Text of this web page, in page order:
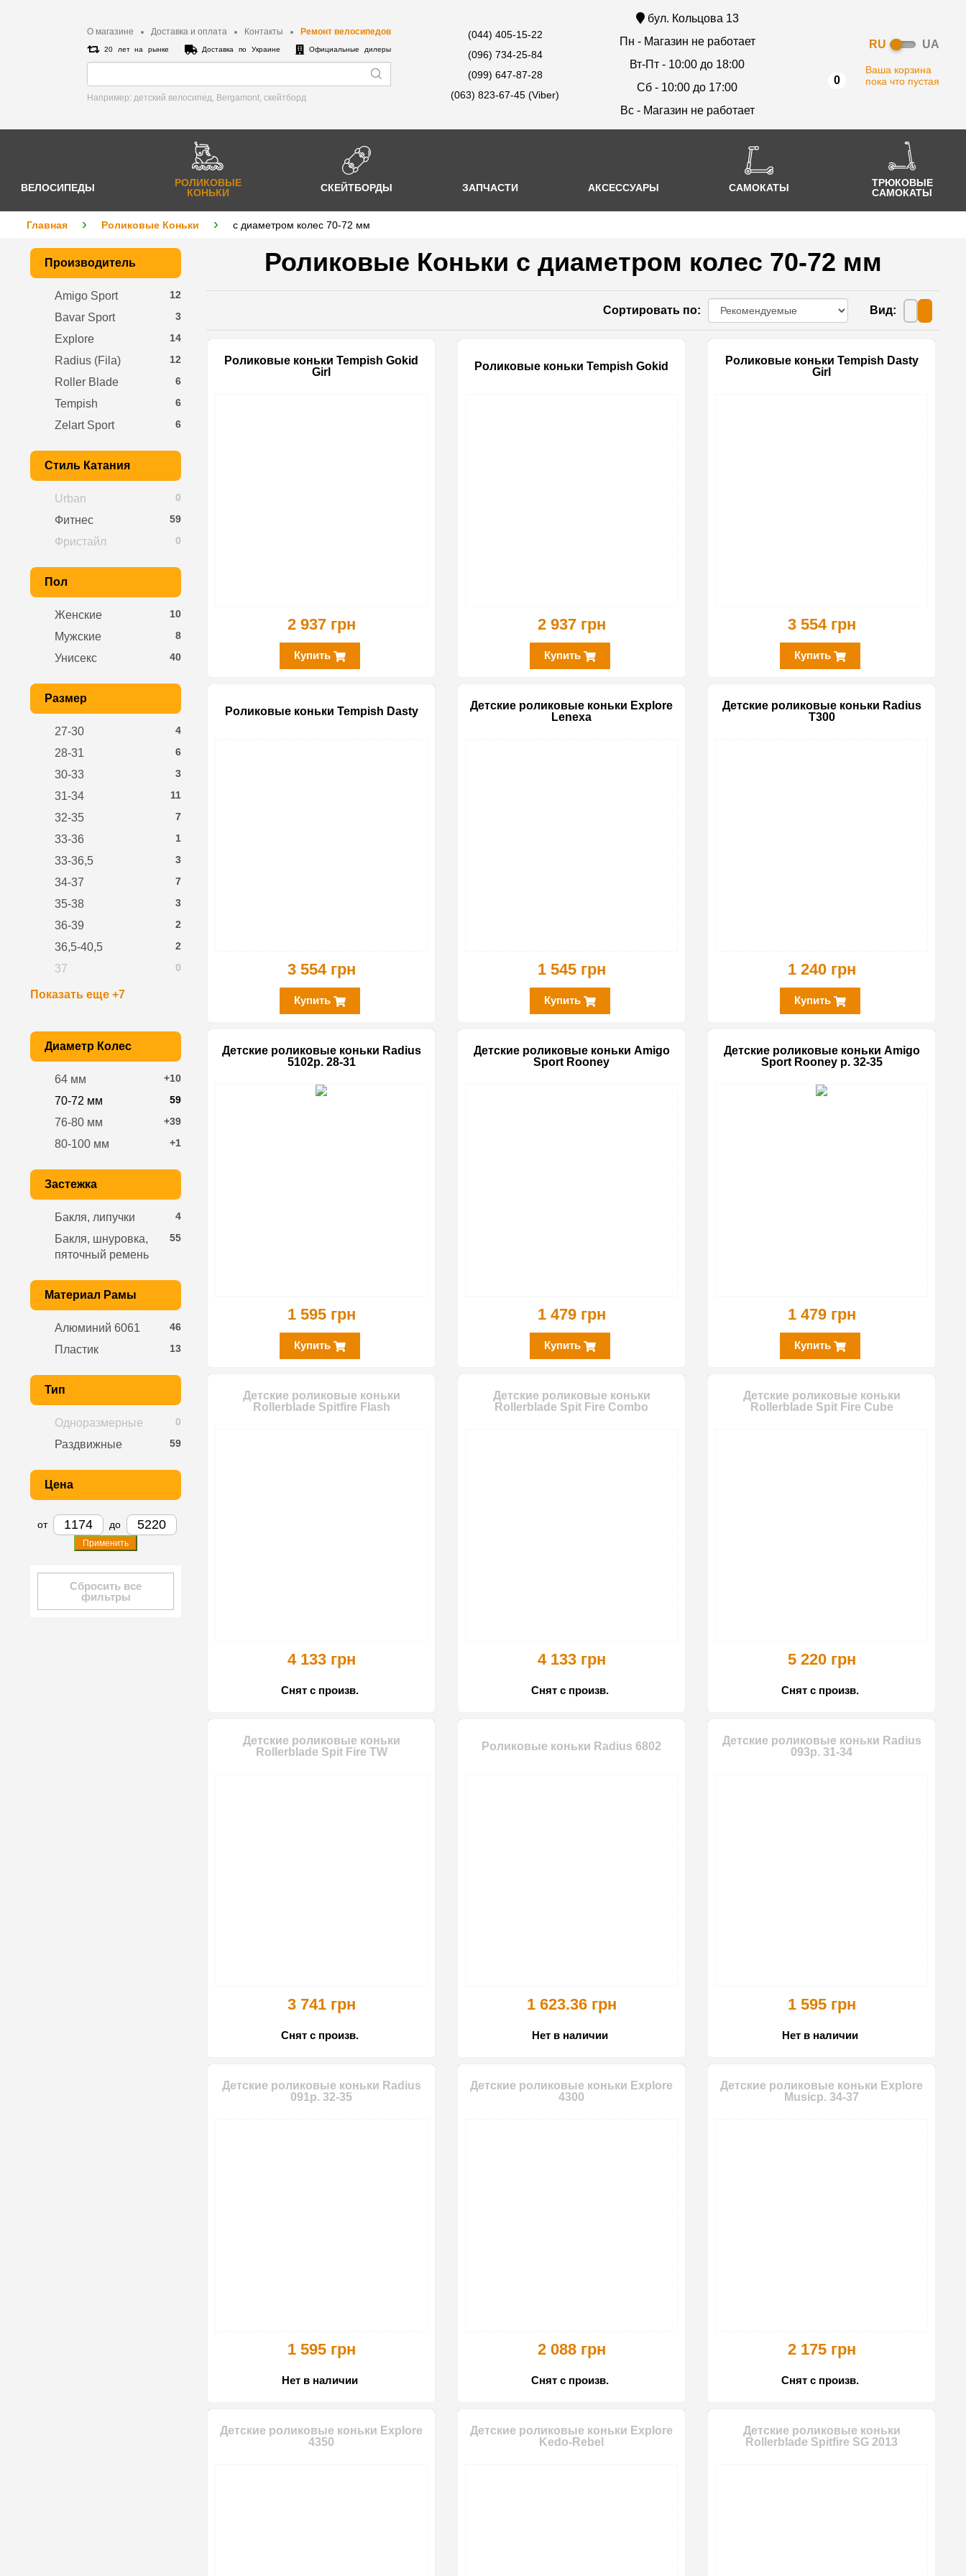
О магазине Доставка и оплата Контакты Ремонт велосипедов
20 лет на рынке Доставка по Украине Официальные дилеры
Например: детский велосипед, Bergamont, cкейтборд
(044) 405-15-22
(096) 734-25-84
(099) 647-87-28
(063) 823-67-45 (Viber)
бул. Кольцова 13
Пн - Магазин не работает
Вт-Пт - 10:00 до 18:00
Сб - 10:00 до 17:00
Вс - Магазин не работает
RU UA
0
Ваша корзина
пока что пустая
ВЕЛОСИПЕДЫ
РОЛИКОВЫЕ
КОНЬКИ
СКЕЙТБОРДЫ ЗАПЧАСТИ АКСЕССУАРЫ САМОКАТЫ
ТРЮКОВЫЕ
САМОКАТЫ
Главная Роликовые Коньки с диаметром колес 70-72 мм
Роликовые Коньки с диаметром колес 70-72 мм
Сортировать по: Вид:
Pоликовые коньки Tempish Gokid
Girl
2 937 грн
Купить
Pоликовые коньки Tempish Gokid
2 937 грн
Купить
Роликовые коньки Tempish Dasty
Girl
3 554 грн
Купить
Роликовые коньки Tempish Dasty
3 554 грн
Купить
Детские роликовые коньки Explore
Lenexa
1 545 грн
Купить
Детские роликовые коньки Radius
T300
1 240 грн
Купить
Детские роликовые коньки Radius
5102р. 28-31
1 595 грн
Купить
Детские роликовые коньки Amigo
Sport Rooney
1 479 грн
Купить
Детские роликовые коньки Amigo
Sport Rooney р. 32-35
1 479 грн
Купить
Детские роликовые коньки
Rollerblade Spitfire Flash
4 133 грн
Снят с произв.
Детские роликовые коньки
Rollerblade Spit Fire Combo
4 133 грн
Снят с произв.
Детские роликовые коньки
Rollerblade Spit Fire Cube
5 220 грн
Снят с произв.
Детские роликовые коньки
Rollerblade Spit Fire TW
3 741 грн
Снят с произв.
Роликовые коньки Radius 6802
1 623.36 грн
Нет в наличии
Детские роликовые коньки Radius
093р. 31-34
1 595 грн
Нет в наличии
Детские роликовые коньки Radius
091р. 32-35
1 595 грн
Нет в наличии
Детские роликовые коньки Explore
4300
2 088 грн
Снят с произв.
Детские роликовые коньки Explore
Musicр. 34-37
2 175 грн
Снят с произв.
Детские роликовые коньки Explore
4350
Детские роликовые коньки Explore
Kedo-Rebel
Детские роликовые коньки
Rollerblade Spitfire SG 2013
Производитель
12
Amigo Sport
3
Bavar Sport
14
Explore
12
Radius (Fila)
6
Roller Blade
6
Tempish
6
Zelart Sport
Стиль Катания
0
Urban
59
Фитнес
0
Фристайл
Пол
10
Женские
8
Мужские
40
Унисекс
Размер
4
27-30
6
28-31
3
30-33
11
31-34
7
32-35
1
33-36
3
33-36,5
7
34-37
3
35-38
2
36-39
2
36,5-40,5
0
37
Показать еще +7
Диаметр Колес
+10
64 мм
59
70-72 мм
+39
76-80 мм
+1
80-100 мм
Застежка
4
Бакля, липучки
55
Бакля, шнуровка,
пяточный ремень
Материал Рамы
46
Алюминий 6061
13
Пластик
Тип
0
Одноразмерные
59
Раздвижные
Цена
от до
Применить
Сбросить все
фильтры